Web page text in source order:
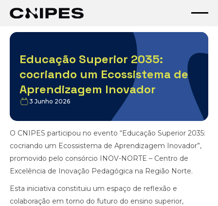
Educação Superior 2035:
cocriando um Ecossistema de
Aprendizagem Inovador
3 Junho 2026
O CNIPES participou no evento “Educação Superior 2035:
cocriando um Ecossistema de Aprendizagem Inovador”,
promovido pelo consórcio INOV-NORTE – Centro de
Excelência de Inovação Pedagógica na Região Norte.
Esta iniciativa constituiu um espaço de reflexão e
colaboração em torno do futuro do ensino superior,